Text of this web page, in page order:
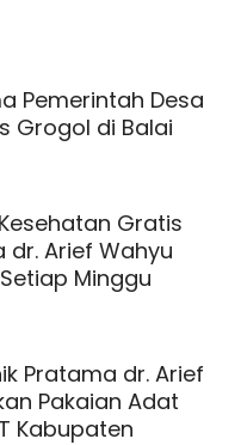
Pemerintah Desa
Grogol di Balai
Gratis
dr. Arief Wahyu
Minggu
Pratama dr. Arief
Pakaian Adat
Kabupaten